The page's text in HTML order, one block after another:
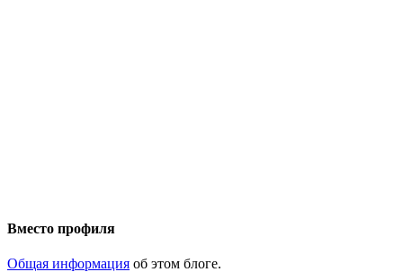
Вместо профиля
Общая информация об этом блоге.